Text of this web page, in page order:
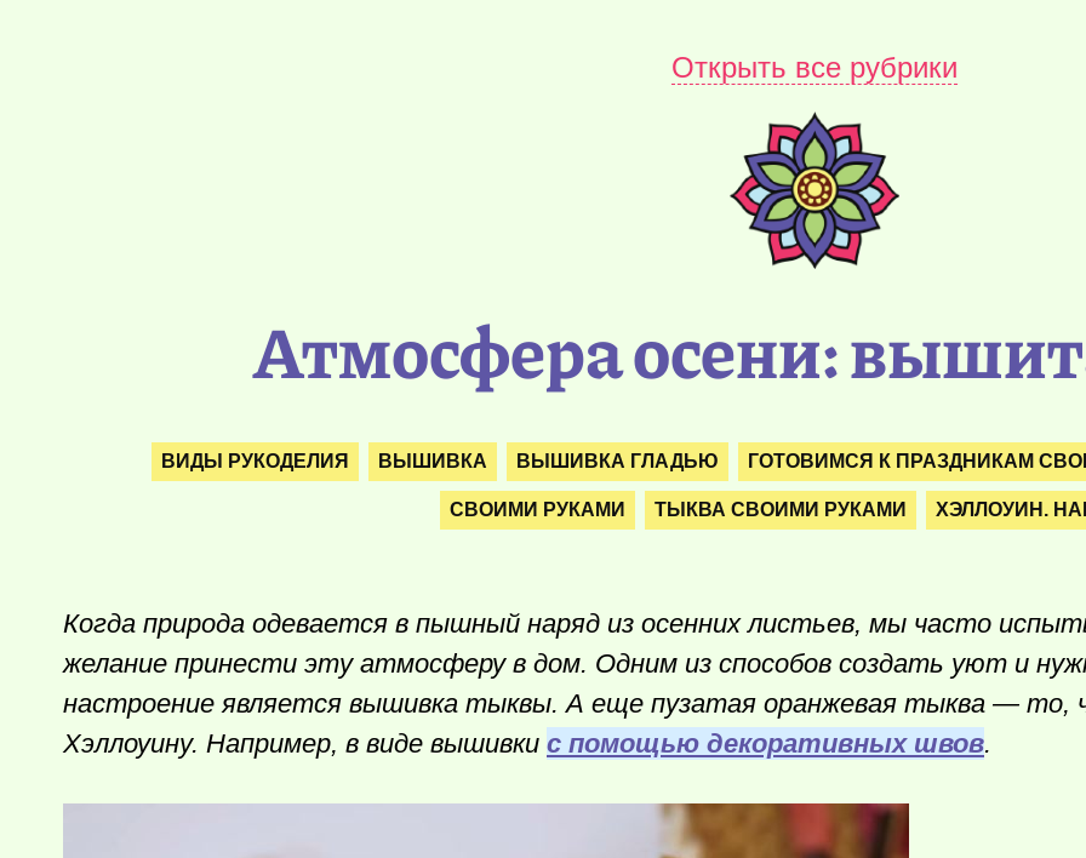
Открыть все рубрики
Атмосфера осени:
ВИДЫ РУКОДЕЛИЯ ВЫШИВКА ВЫШИВКА ГЛАДЬЮ ГОТОВИМСЯ К ПРАЗДНИКАМ
СВОИМИ РУКАМИ ТЫКВА СВОИМИ РУКАМИ ХЭЛЛОУИН.
Когда природа одевается в пышный наряд из осенних листьев, мы часто
желание принести эту атмосферу в дом. Одним из способов создать уют и
настроение является вышивка тыквы. А еще пузатая оранжевая тыква — то,
Хэллоуину. Например, в виде вышивки с помощью декоративных швов.